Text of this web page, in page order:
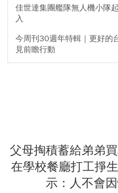
佳世達集團艦隊無人機小隊
入
今周刊30週年特輯｜更好的
見前瞻行動
父母掏積蓄給弟弟
在學校餐廳打工掙
示：人不會